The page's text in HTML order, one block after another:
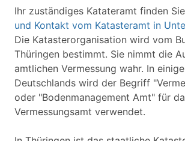
Ihr zuständiges Katateramt finden
und Kontakt vom Katasteramt in
Die Katasterorganisation wird vom
Thüringen bestimmt. Sie nimmt die
amtlichen Vermessung wahr. In
Deutschlands wird der Begriff
oder "Bodenmanagement Amt" für
Vermessungsamt verwendet.